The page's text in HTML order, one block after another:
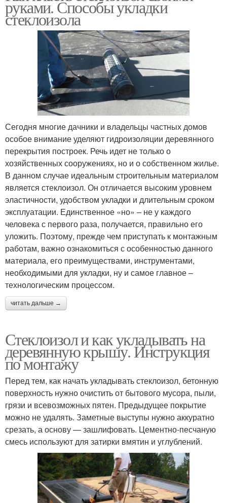
руками. Способы укладки
стеклоизола
Сегодня многие дачники и владельцы частных домов
особое внимание уделяют гидроизоляции деревянного
перекрытия построек. Речь идет не только о
хозяйственных сооружениях, но и о собственном жилье.
В данном случае идеальным строительным материалом
является стеклоизол. Он отличается высоким уровнем
эластичности, удобством укладки и длительным сроком
эксплуатации. Единственное «но» – не у каждого
человека с первого раза, получается, правильно его
уложить. Поэтому, прежде чем приступать к монтажным
работам, важно ознакомиться с особенностью данного
материала, его преимуществами, инструментами,
необходимыми для укладки, ну и самое главное –
технологическим процессом.
читать дальше →
Стеклоизол и как укладывать на
деревянную крышу. Инструкция
по монтажу
Перед тем, как начать укладывать стеклоизол, бетонную
поверхность нужно очистить от бытового мусора, пыли,
грязи и всевозможных пятен. Предыдущее покрытие
можно не удалять. Заметные выступы нужно аккуратно
срезать, а основу — зашлифовать. Цементно-песчаную
смесь используют для затирки вмятин и углублений.